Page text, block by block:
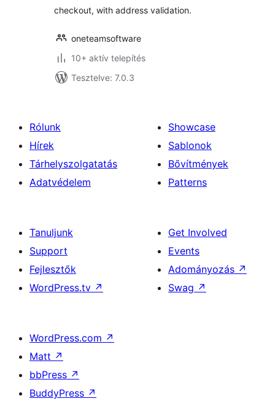
checkout, with address validation.
oneteamsoftware
10+ aktív telepítés
Tesztelve: 7.0.3
Rólunk
Hírek
Tárhelyszolgatatás
Adatvédelem
Showcase
Sablonok
Bővítmények
Patterns
Tanuljunk
Support
Fejlesztők
WordPress.tv ↗
Get Involved
Events
Adományozás ↗
Swag ↗
WordPress.com ↗
Matt ↗
bbPress ↗
BuddyPress ↗